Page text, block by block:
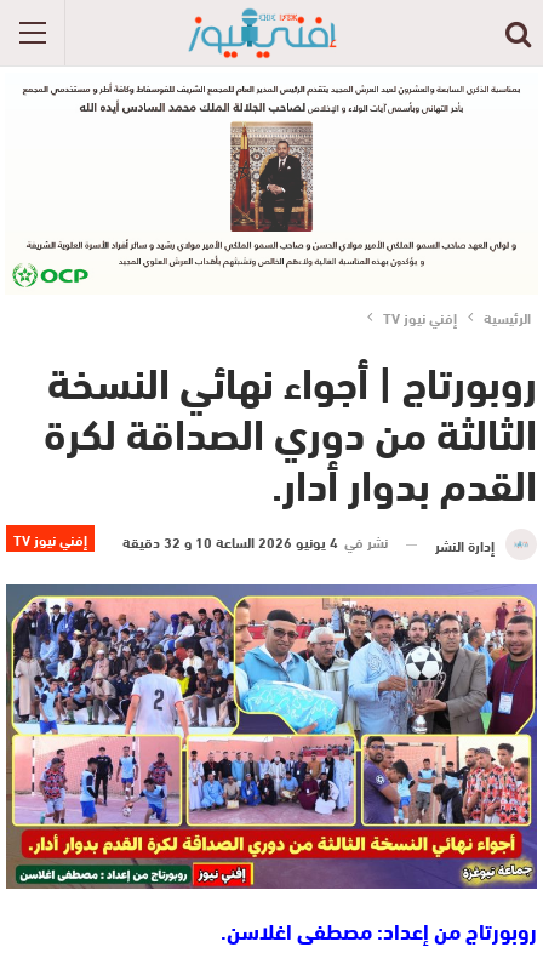
الرئيسية إفني نيوز TV
روبورتاج | أجواء نهائي النسخة
الثالثة من دوري الصداقة لكرة
القدم بدوار أدار.
إفني نيوز TV إدارة النشر نشر في 4 يونيو 2026 الساعة 10 و 32 دقيقة
روبورتاج من إعداد: مصطفى اغلاسن.